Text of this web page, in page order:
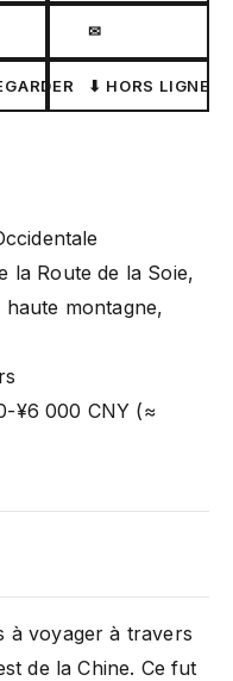
✉
⬇ HORS LIGNE
la Route de la Soie,
montagne,
¥6 000 CNY (≈
à voyager à travers
de la Chine. Ce fut